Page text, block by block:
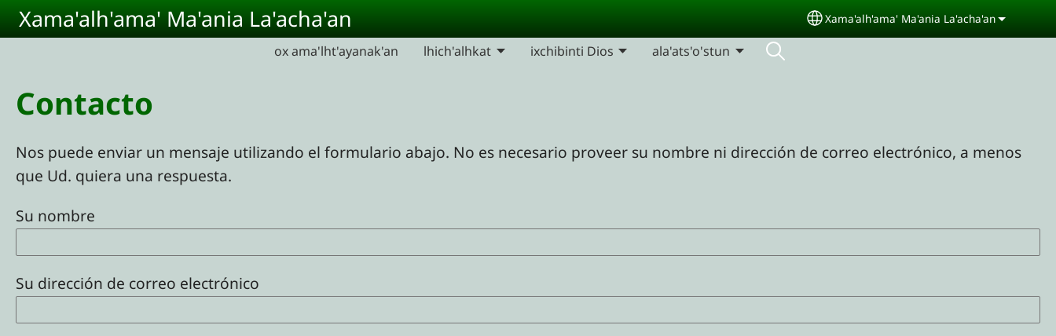
Pasar al contenido principal
Xama'alh'ama' Ma'ania La'acha'an Select your language
Xama'alh'ama' Ma'ania La'acha'an
ox ama'lht'ayanak'an lhich'alhkat ixchibinti Dios ala'ats'o'stun
Contacto
Nos puede enviar un mensaje utilizando el formulario abajo. No es necesario proveer su nombre ni dirección de correo electrónico, a menos
que Ud. quiera una respuesta.
Su nombre
Su dirección de correo electrónico